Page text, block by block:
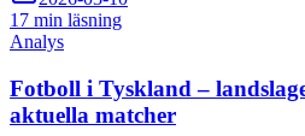
17 min läsning
Analys
Fotboll i Tyskland –
aktuella matcher